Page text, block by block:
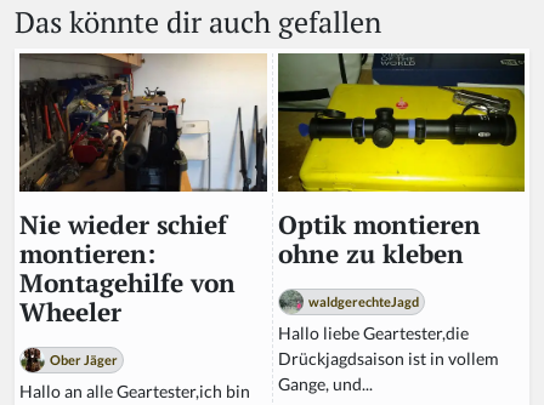
Das könnte dir auch gefallen
Nie wieder schief
montieren:
Montagehilfe von
Wheeler
Ober Jäger
Hallo an alle Geartester,ich bin
Optik montieren
ohne zu kleben
waldgerechteJagd
Hallo liebe Geartester,die
Drückjagdsaison ist in vollem
Gange, und...